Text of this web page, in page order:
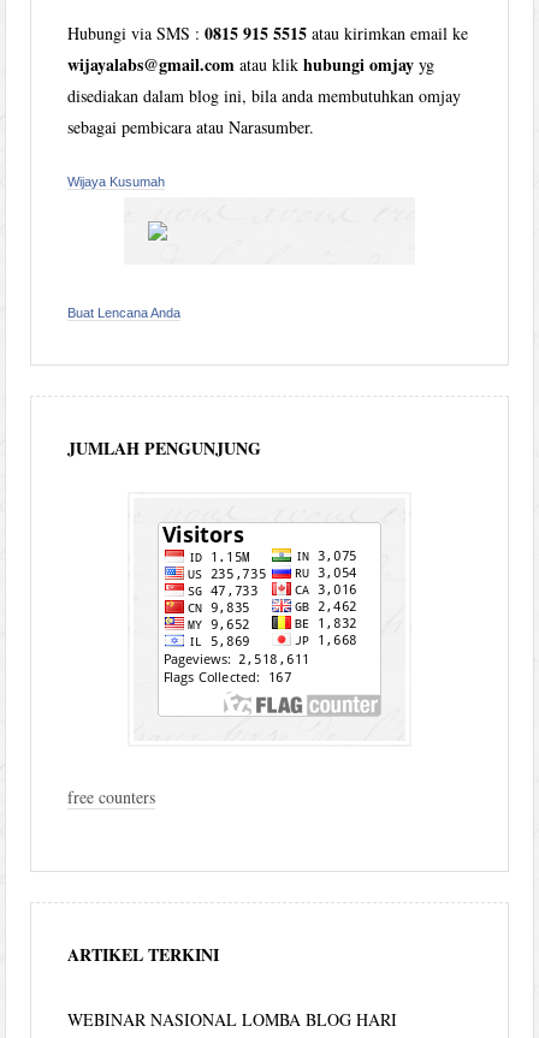
Hubungi via SMS :0815 915 5515 atau kirimkan email ke
wijayalabs@gmail.com atau klikhubungi omjay yg
disediakan dalam blog ini, bila anda membutuhkan omjay
sebagai pembicara atau Narasumber.
Wijaya Kusumah
Buat Lencana Anda
JUMLAH PENGUNJUNG
free counters
ARTIKEL TERKINI
WEBINAR NASIONAL LOMBA BLOG HARI